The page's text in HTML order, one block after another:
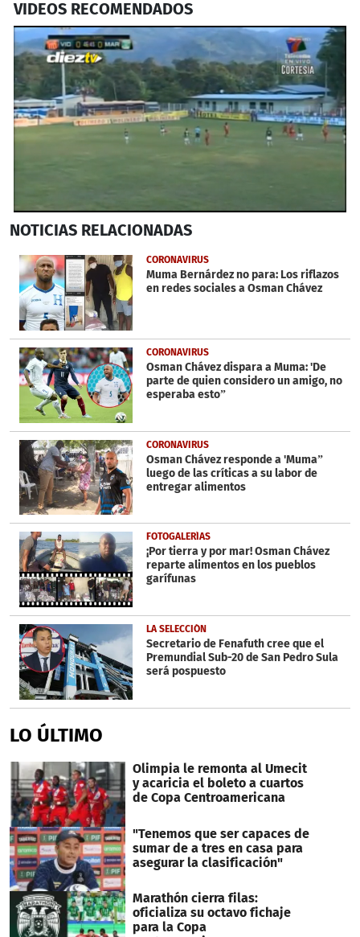
VIDEOS RECOMENDADOS
seconds
40
seconds
NOTICIAS RELACIONADAS
CORONAVIRUS
Muma Bernárdez no para: Los riflazos
en redes sociales a Osman Chávez
CORONAVIRUS
Osman Chávez dispara a Muma: 'De
parte de quien considero un amigo, no
esperaba esto”
CORONAVIRUS
Osman Chávez responde a 'Muma”
luego de las críticas a su labor de
entregar alimentos
FOTOGALERÍAS
¡Por tierra y por mar! Osman Chávez
reparte alimentos en los pueblos
garífunas
LA SELECCIÓN
Secretario de Fenafuth cree que el
Premundial Sub-20 de San Pedro Sula
será pospuesto
LO ÚLTIMO
Olimpia le remonta al Umecit
y acaricia el boleto a cuartos
de Copa Centroamericana
"Tenemos que ser capaces de
sumar de a tres en casa para
asegurar la clasificación"
Marathón cierra filas:
oficializa su octavo fichaje
para la Copa